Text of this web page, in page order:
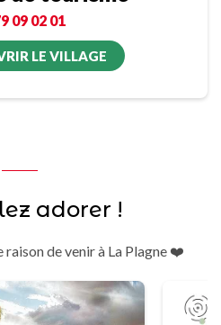
09 02 01
LE VILLAGE
adorer !
raison de venir à La Plagne ❤️